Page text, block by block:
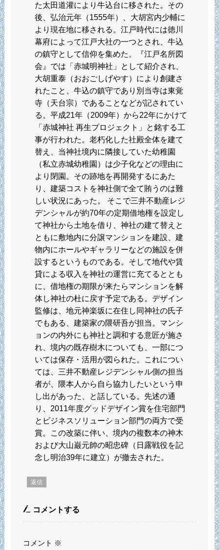
た太田道灌により牛込台に移された。その
後、弘治元年（1555年）、大胡宮内少輔に
より現在地に移される。江戸時代には徳川
幕府によって江戸大社の一つとされ、牛込
の鎮守として信仰を集めた。『江戸名所図
会』では「赤城明神社」として紹介され、
大胡重泰（おおごしげやす）により創建さ
れたこと、牛込の鎮守であり別当寺は東覚
寺（天台宗）であることなどが記されてい
る。平成21年（2009年）から22年にかけて
「赤城神社 再生プロジェクト」と銘する工
事が行われた。老朽化した社殿全体を建て
替え、当神社境内に隣接していた幼稚園
（私立赤城幼稚園）は少子化などの理由に
より閉園。その跡地を再開発するにあた
り、建築コストを神社側で全て賄うのは難
しい状況にあった。 そこで三井不動産レジ
デンシャルが約70年の定期借地権を設定し
て神社から土地を借り、神社の建て替えと
ともに敷地内に分譲マンションを建設、建
物内にホールやギャラリーなどの施設を併
設するというものである。そして地代や賃
貸による収入を神社の運営に充てるととも
に、借地権の期限が来たらマンションを解
体し神社の杜に戻す予定である。デザイン
監修は、地元神楽坂に在住し同神社の氏子
でもある、建築家の隈研吾が担当。マンシ
ョンの内外にも神社と調和する意匠が施さ
れ、境内の既存樹木についても、一部につ
いては保存・活用が図られた。これについ
ては、三井不動産レジデンシャル側の担当
者が、隈本人から自ら協力したいという申
し出があった、と話している。先述の通
り、2011年度グッドデザイン賞を住宅部門
とビジネスソリューション部門の両方で受
賞。この改築に伴い、境内の複数本の神木
および大山巌元帥の昭忠碑（日露戦役を記
念し明治39年に建立）が撤去された。
返信
コメントする
コメント ※